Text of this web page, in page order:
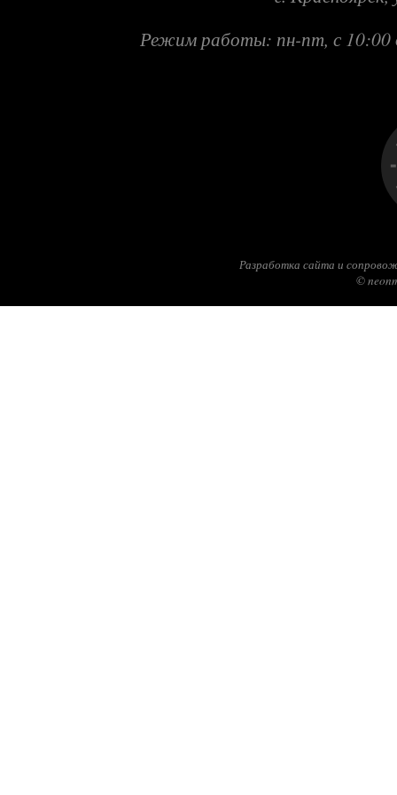
Режим работы: пн-пт, с 10:00
Разработка сайта и
©